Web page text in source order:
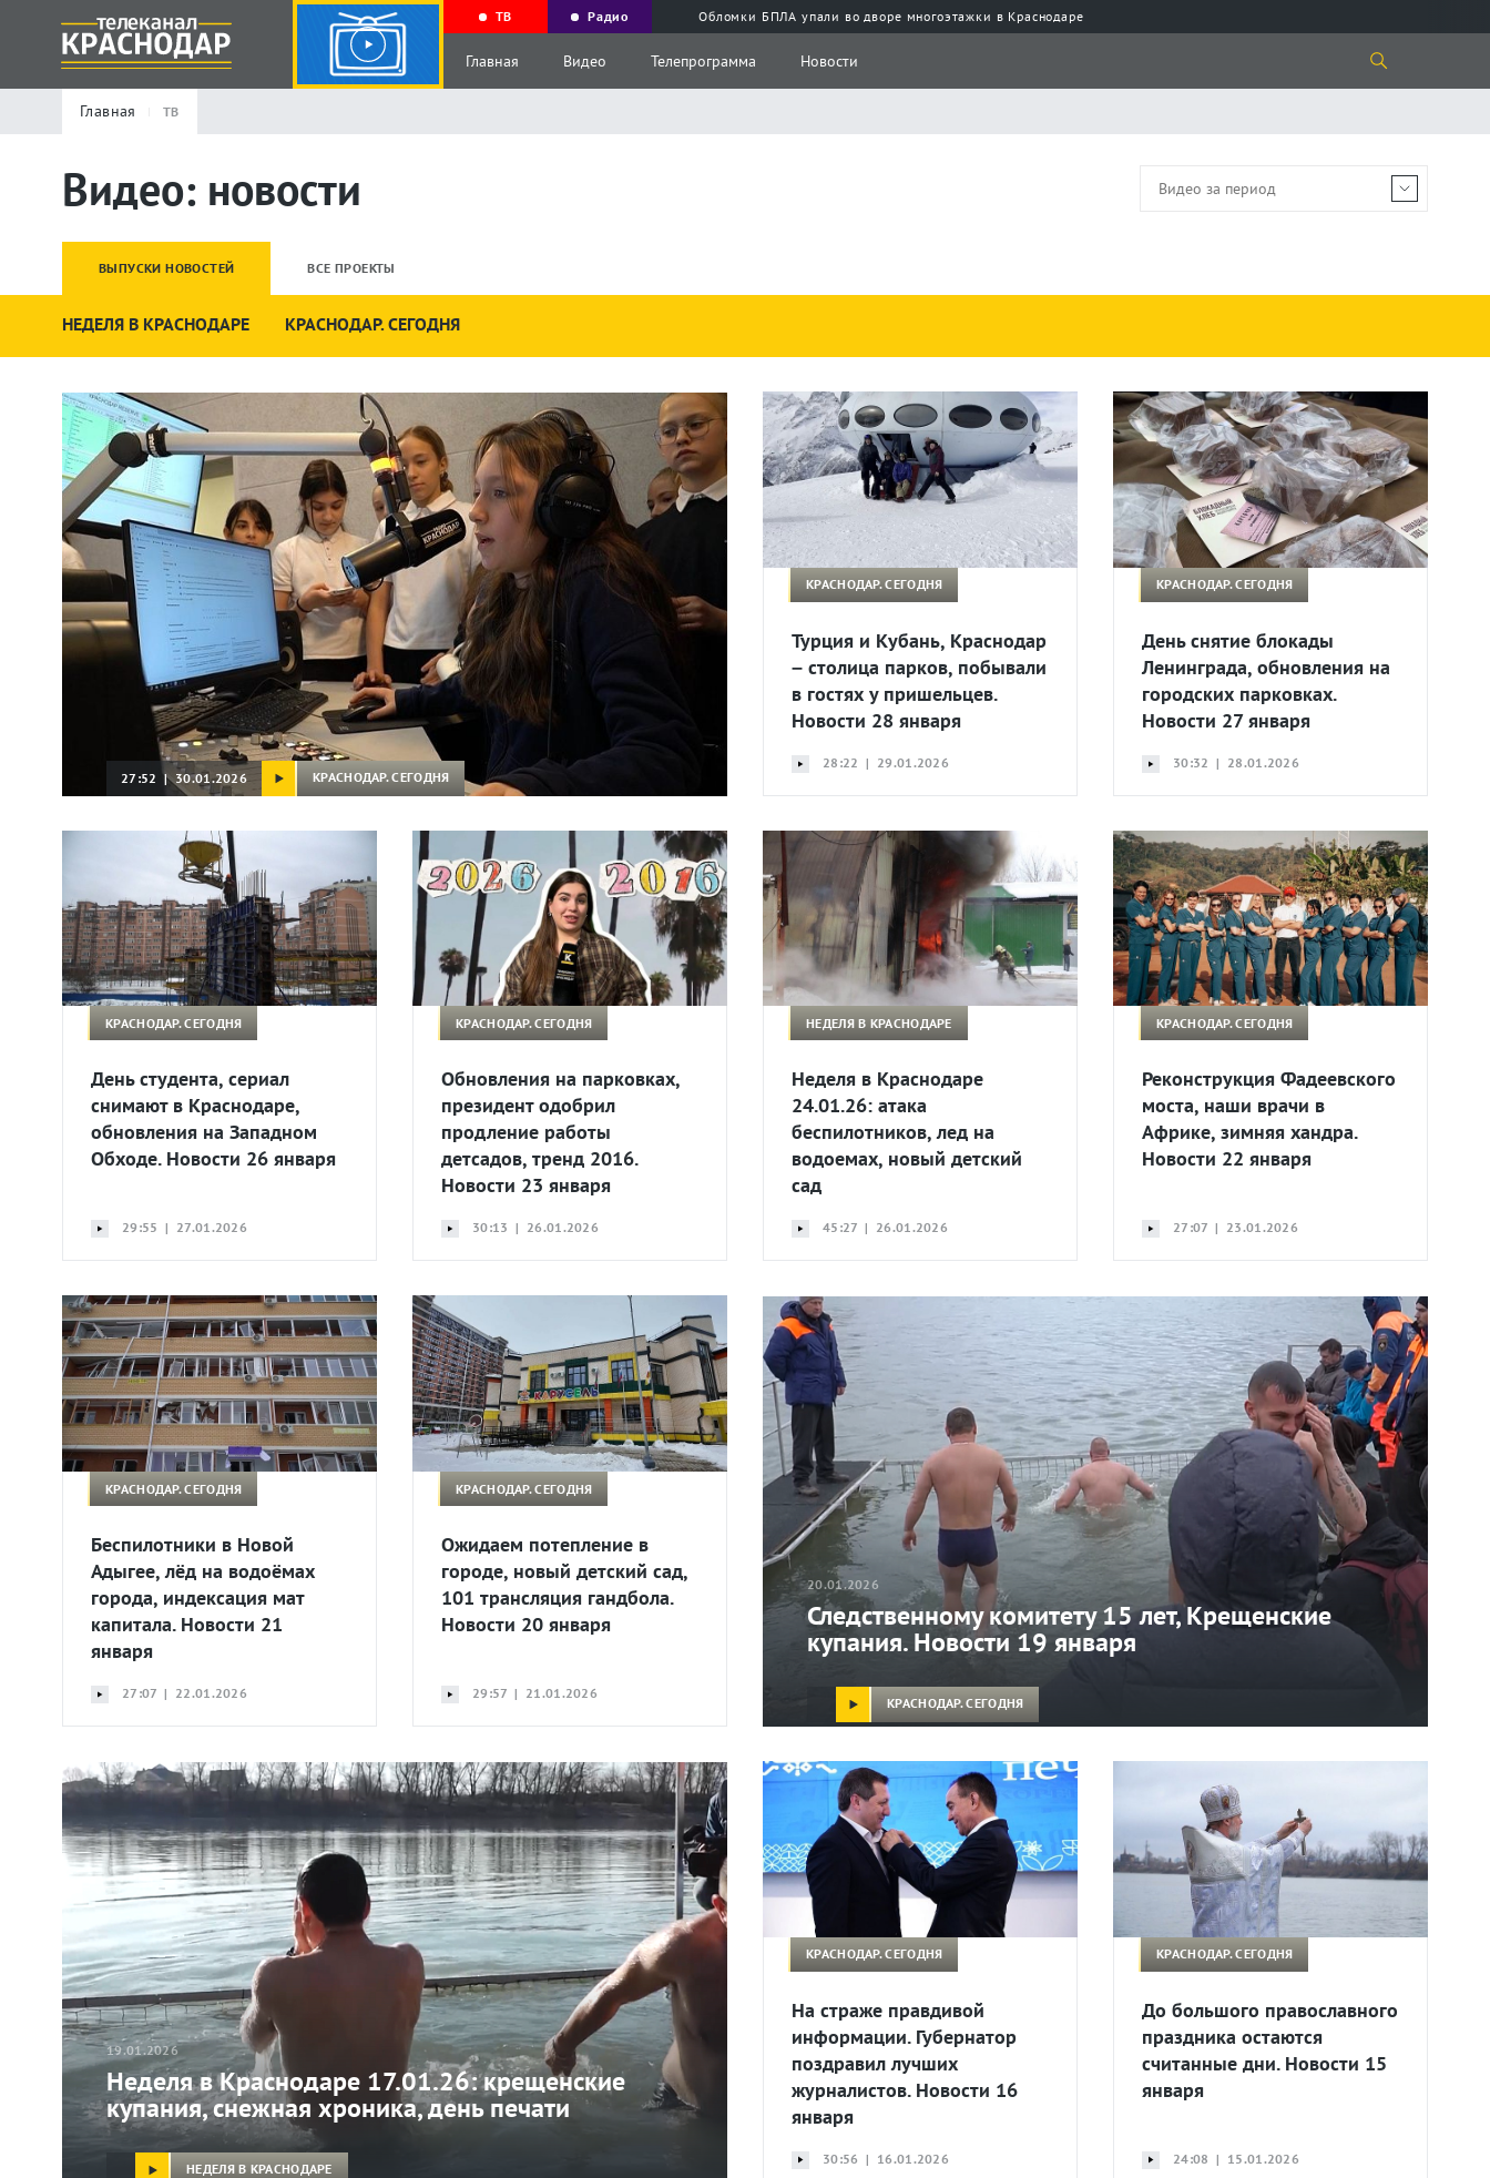
ТВ Радио Обломки БПЛА упали во дворе многоэтажки в Краснодаре
Главная Видео Телепрограмма Новости
Главная ТВ
Видео: новости
ВЫПУСКИ НОВОСТЕЙ ВСЕ ПРОЕКТЫ
НЕДЕЛЯ В КРАСНОДАРЕ КРАСНОДАР. СЕГОДНЯ
27:52 | 30.01.2026 КРАСНОДАР. СЕГОДНЯ
КРАСНОДАР. СЕГОДНЯ
Турция и Кубань, Краснодар
– столица парков, побывали
в гостях у пришельцев.
Новости 28 января
28:22 | 29.01.2026
КРАСНОДАР. СЕГОДНЯ
День снятие блокады
Ленинграда, обновления на
городских парковках.
Новости 27 января
30:32 | 28.01.2026
КРАСНОДАР. СЕГОДНЯ
День студента, сериал
снимают в Краснодаре,
обновления на Западном
Обходе. Новости 26 января
29:55 | 27.01.2026
КРАСНОДАР. СЕГОДНЯ
Обновления на парковках,
президент одобрил
продление работы
детсадов, тренд 2016.
Новости 23 января
30:13 | 26.01.2026
НЕДЕЛЯ В КРАСНОДАРЕ
Неделя в Краснодаре
24.01.26: атака
беспилотников, лед на
водоемах, новый детский
сад
45:27 | 26.01.2026
КРАСНОДАР. СЕГОДНЯ
Реконструкция Фадеевского
моста, наши врачи в
Африке, зимняя хандра.
Новости 22 января
27:07 | 23.01.2026
КРАСНОДАР. СЕГОДНЯ
Беспилотники в Новой
Адыгее, лёд на водоёмах
города, индексация мат
капитала. Новости 21
января
27:07 | 22.01.2026
КРАСНОДАР. СЕГОДНЯ
Ожидаем потепление в
городе, новый детский сад,
101 трансляция гандбола.
Новости 20 января
29:57 | 21.01.2026
20.01.2026
Следственному комитету 15 лет, Крещенские
купания. Новости 19 января
КРАСНОДАР. СЕГОДНЯ
19.01.2026
Неделя в Краснодаре 17.01.26: крещенские
купания, снежная хроника, день печати
НЕДЕЛЯ В КРАСНОДАРЕ
КРАСНОДАР. СЕГОДНЯ
На страже правдивой
информации. Губернатор
поздравил лучших
журналистов. Новости 16
января
30:56 | 16.01.2026
КРАСНОДАР. СЕГОДНЯ
До большого православного
праздника остаются
считанные дни. Новости 15
января
24:08 | 15.01.2026